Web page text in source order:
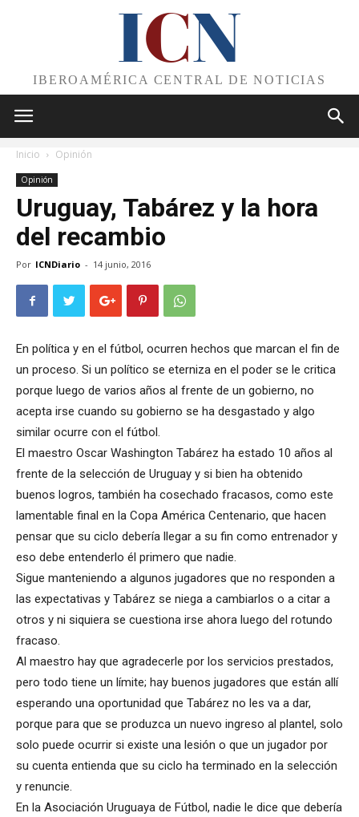
ICN
IBEROAMÉRICA CENTRAL DE NOTICIAS
Inicio Opinión
Opinión
Uruguay, Tabárez y la hora
del recambio
Por ICNDiario - 14 junio, 2016
En política y en el fútbol, ocurren hechos que marcan el fin de
un proceso. Si un político se eterniza en el poder se le critica
porque luego de varios años al frente de un gobierno, no
acepta irse cuando su gobierno se ha desgastado y algo
similar ocurre con el fútbol.
El maestro Oscar Washington Tabárez ha estado 10 años al
frente de la selección de Uruguay y si bien ha obtenido
buenos logros, también ha cosechado fracasos, como este
lamentable final en la Copa América Centenario, que hacen
pensar que su ciclo debería llegar a su fin como entrenador y
eso debe entenderlo él primero que nadie.
Sigue manteniendo a algunos jugadores que no responden a
las expectativas y Tabárez se niega a cambiarlos o a citar a
otros y ni siquiera se cuestiona irse ahora luego del rotundo
fracaso.
Al maestro hay que agradecerle por los servicios prestados,
pero todo tiene un límite; hay buenos jugadores que están allí
esperando una oportunidad que Tabárez no les va a dar,
porque para que se produzca un nuevo ingreso al plantel, solo
solo puede ocurrir si existe una lesión o que un jugador por
su cuenta entienda que su ciclo ha terminado en la selección
y renuncie.
En la Asociación Uruguaya de Fútbol, nadie le dice que debería